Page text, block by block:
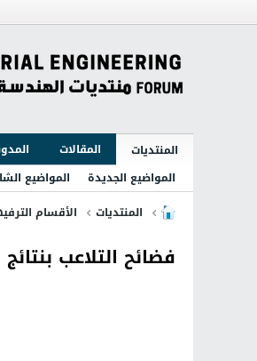
المنتديات المقالات
المواضيع الجديدة
المواضيع
المنتديات
الأقسام
فضائح التلاعب